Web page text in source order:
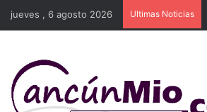
jueves , 6 agosto 2026 Ultimas Noticias